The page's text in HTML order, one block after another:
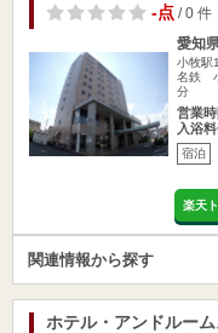
-点 / 0 件
愛知
小牧駅
名鉄
分
営業時
入浴
宿泊
楽天
関連情報から探す
ホテル・アンドルー